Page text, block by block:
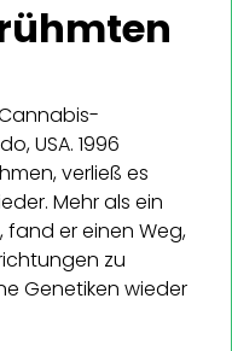
USA. 1996
verließ es
Mehr als ein
fand er einen Weg,
zu
Genetiken wieder